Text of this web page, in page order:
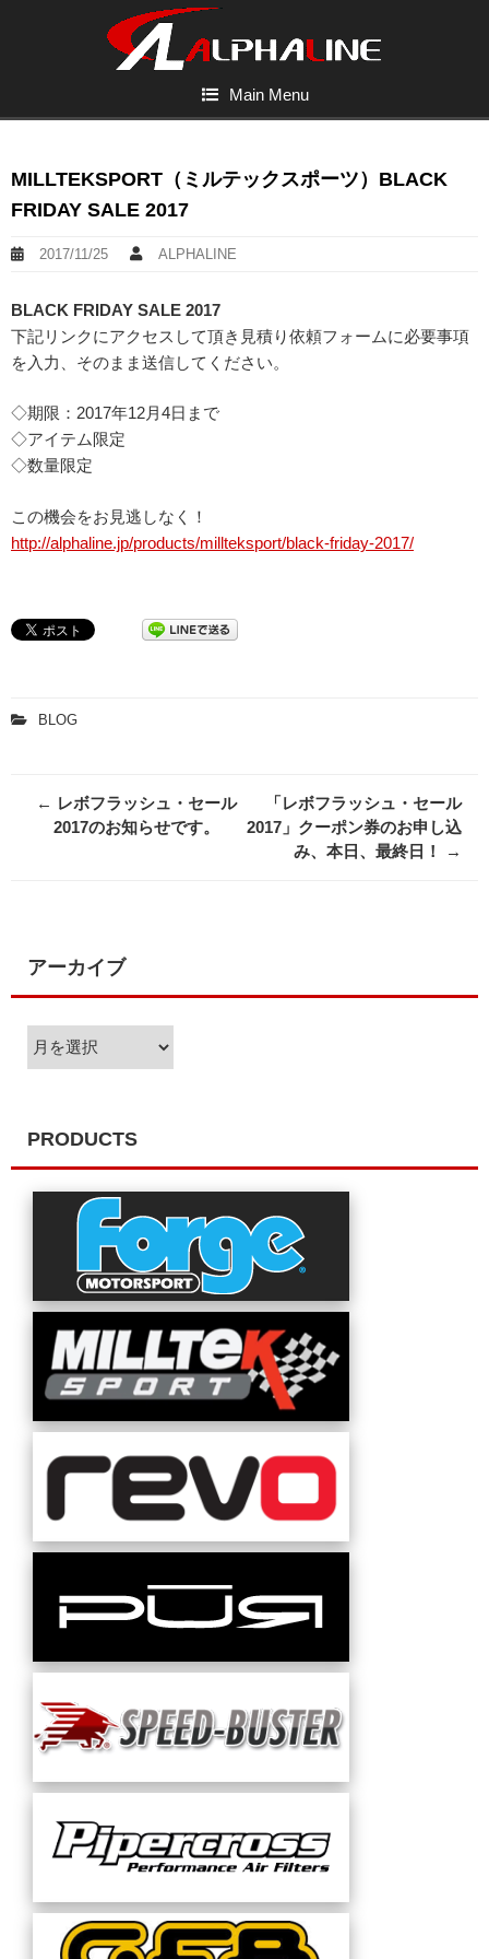
Main Menu
MILLTEKSPORT（ミルテックスポーツ）BLACK
FRIDAY SALE 2017
2017/11/25 ALPHALINE
BLACK FRIDAY SALE 2017
下記リンクにアクセスして頂き見積り依頼フォームに必要事項
を入力、そのまま送信してください。
◇期限：2017年12月4日まで
◇アイテム限定
◇数量限定
この機会をお見逃しなく！
http://alphaline.jp/products/millteksport/black-friday-2017/
BLOG
Post
navigation
← レボフラッシュ・セール
2017のお知らせです。
「レボフラッシュ・セール
2017」クーポン券のお申し込
み、本日、最終日！
→
アーカイブ
PRODUCTS